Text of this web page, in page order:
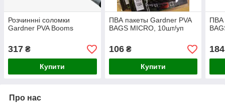
Розчиннні соломки
Gardner PVA Booms
317 ₴
Купити
ПВА пакеты Gardner PVA
BAGS MICRO, 10шт/уп
106₴
Купити
ПВА
184
Про нас